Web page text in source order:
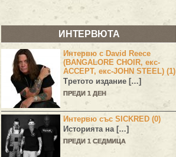
ИНТЕРВЮТА
Интервю с David Reece
(BANGALORE CHOIR, екс-
ACCEPT, екс-JOHN STEEL) (1)
Третото издание […]
ПРЕДИ 1 ДЕН
Интервю със SICKRED (0)
Историята на […]
ПРЕДИ 1 СЕДМИЦА